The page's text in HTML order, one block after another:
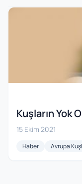
Kuşların Yok
15 Ekim 2021
Haber Avrupa